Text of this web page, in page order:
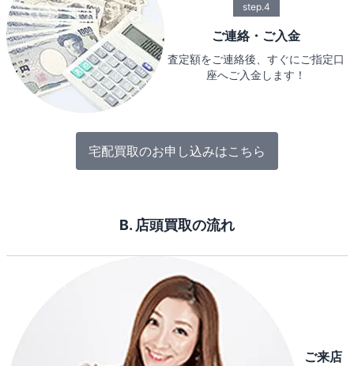
step.4
ご連絡・ご入金
査定額をご連絡後、すぐにご指定口
座へご入金します！
宅配買取のお申し込みはこちら
B. 店頭買取の流れ
ご来店